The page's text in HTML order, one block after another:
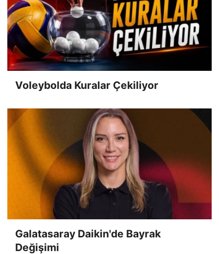
Voleybolda Kuralar Çekiliyor
Galatasaray Daikin'de Bayrak
Değişimi